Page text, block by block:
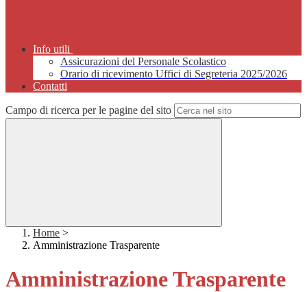
Info utili
Assicurazioni del Personale Scolastico
Orario di ricevimento Uffici di Segreteria 2025/2026
Contatti
Campo di ricerca per le pagine del sito
Home >
Amministrazione Trasparente
Amministrazione Trasparente